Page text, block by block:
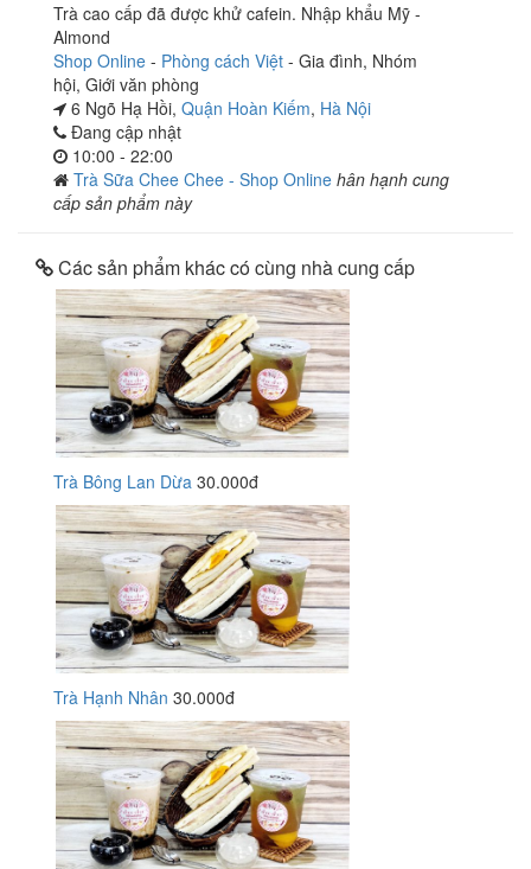
Trà cao cấp đã được khử cafein. Nhập khẩu Mỹ -
Almond
Shop Online - Phòng cách Việt - Gia đình, Nhóm
hội, Giới văn phòng
6 Ngõ Hạ Hồi, Quận Hoàn Kiếm, Hà Nội
Đang cập nhật
10:00 - 22:00
Trà Sữa Chee Chee - Shop Online hân hạnh cung
cấp sản phẩm này
Các sản phẩm khác có cùng nhà cung cấp
Trà Bông Lan Dừa 30.000đ
Trà Hạnh Nhân 30.000đ